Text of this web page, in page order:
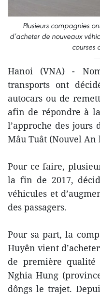
Plusieurs compagnies
d’acheter de nouveaux
courses
Hanoi (VNA) -
transports ont
autocars ou de
afin de répondre à
l’approche des
Mâu Tuât (Nouvel An
Pour ce faire,
la fin de 2017,
véhicules et
des passagers.
Pour sa part, la
Huyên vient
de première
Nghia Hung
dôngs le trajet.